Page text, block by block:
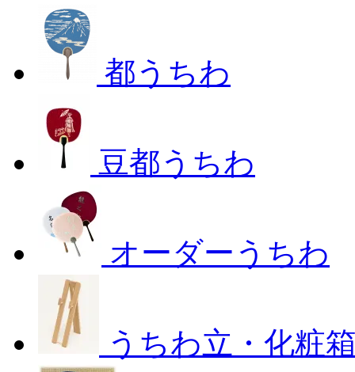
都うちわ
豆都うちわ
オーダーうちわ
うちわ立・化粧